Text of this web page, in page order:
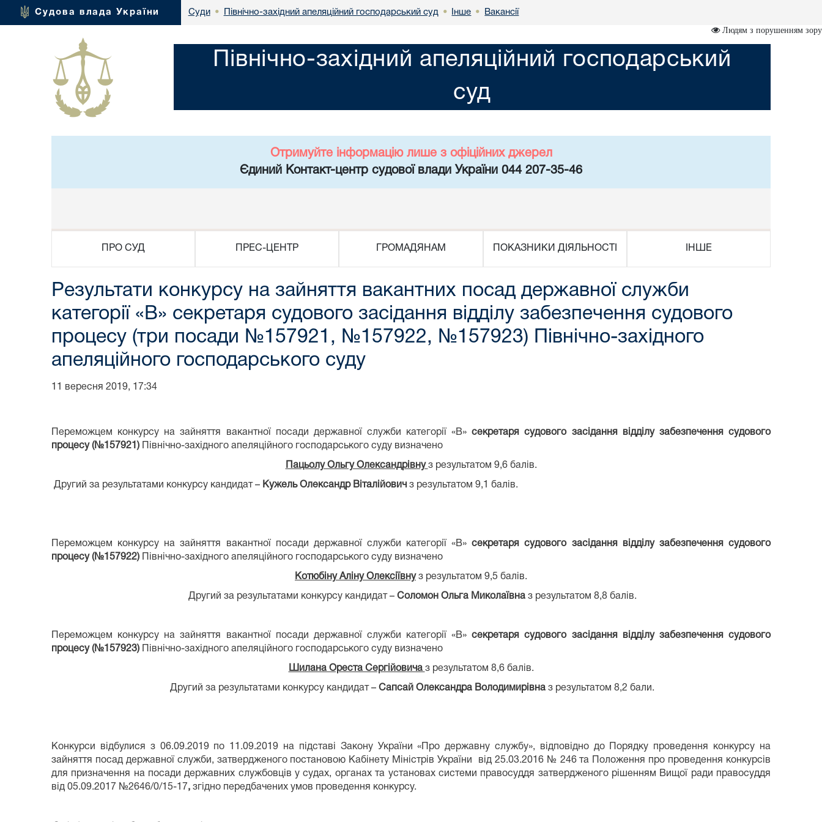
Судова влада України Суди • Північно-західний апеляційний господарський суд • Інше • Вакансії
Людям з порушенням зору
Північно-західний апеляційний господарський
суд
Отримуйте інформацію лише з офіційних джерел
Єдиний Контакт-центр судової влади України 044 207-35-46
ПРО СУД ПРЕС-ЦЕНТР ГРОМАДЯНАМ ПОКАЗНИКИ ДІЯЛЬНОСТІ ІНШЕ
Результати конкурсу на зайняття вакантних посад державної служби
категорії «В» секретаря судового засідання відділу забезпечення судового
процесу (три посади №157921, №157922, №157923) Північно-західного
апеляційного господарського суду
11 вересня 2019, 17:34
Переможцем конкурсу на зайняття вакантної посади державної служби категорії «В» секретаря судового засідання відділу забезпечення судового
процесу (№157921)
Північно-західного апеляційного господарського суду визначено
Пацьолу Ольгу Олександрівну з результатом 9,6 балів.
Другий за результатами конкурсу кандидат – Кужель Олександр Віталійович з результатом 9,1 балів.
Переможцем конкурсу на зайняття вакантної посади державної служби категорії «В»секретаря судового засідання відділу забезпечення судового
процесу (№157922) Північно-західного апеляційного господарського суду визначено
Котюбіну Аліну Олексіївнуз результатом 9,5 балів.
Другий за результатами конкурсу кандидат – Соломон Ольга Миколаївназ результатом 8,8 балів.
Переможцем конкурсу на зайняття вакантної посади державної служби категорії «В» секретаря судового засідання відділу забезпечення судового
процесу (№157923)
Північно-західного апеляційного господарського суду визначено
Шилана Ореста Сергійовича з результатом 8,6 балів.
Другий за результатами конкурсу кандидат – Сапсай Олександра Володимирівна з результатом 8,2 бали.
Конкурси відбулися з 06.09.2019 по 11.09.2019 на підставі Закону України «Про державну службу», відповідно до Порядку проведення конкурсу на
зайняття посад державної служби, затвердженого постановою Кабінету Міністрів України від 25.03.2016 № 246 та Положення про проведення конкурсів
для призначення на посади державних службовців у судах, органах та установах системи правосуддя затвердженого рішенням Вищої ради правосуддя
від 05.09.2017 №2646/0/15-17, згідно передбачених умов проведення конкурсу.